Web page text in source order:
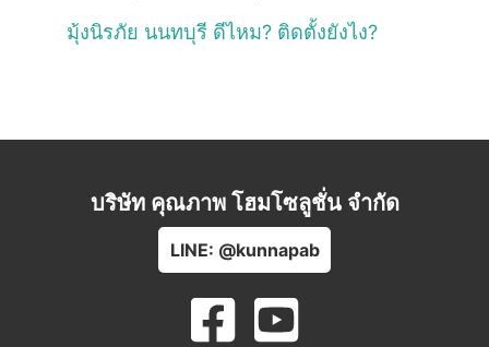
มุ้งนิรภัย นนทบุรี ดีไหม? ติดตั้งยังไง?
บริษัท คุณภาพ โฮมโซลูชั่น จำกัด
LINE: @kunnapab